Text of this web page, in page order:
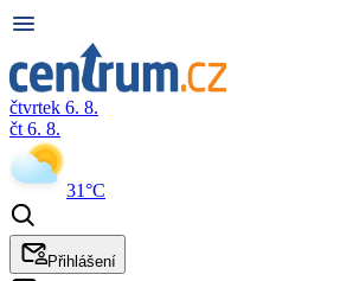
čtvrtek 6. 8.
čt 6. 8.
31°C
Přihlášení